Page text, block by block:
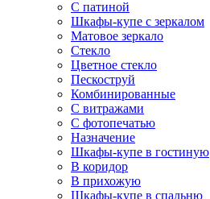
С патиной
Шкафы-купе с зеркалом
Матовое зеркало
Стекло
Цветное стекло
Пескоструй
Комбинированные
С витражами
С фотопечатью
Назначение
Шкафы-купе в гостиную
В коридор
В прихожую
Шкафы-купе в спальню